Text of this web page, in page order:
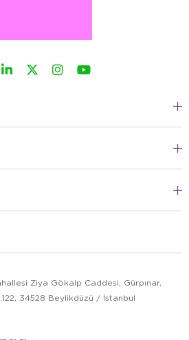
Ziya Gökalp Caddesi, Gürpınar,
34528 Beylikdüzü / İstanbul